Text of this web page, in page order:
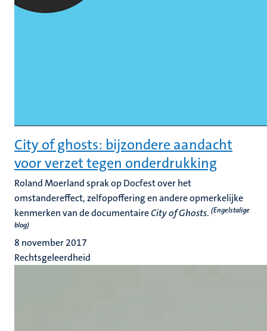
City of ghosts: bijzondere aandacht
voor verzet tegen onderdrukking
Roland Moerland sprak op Docfest over het
omstandereffect, zelfopoffering en andere opmerkelijke
kenmerken van de documentaireCity of Ghosts. (Engelstalige
blog)
8 november 2017
Rechtsgeleerdheid